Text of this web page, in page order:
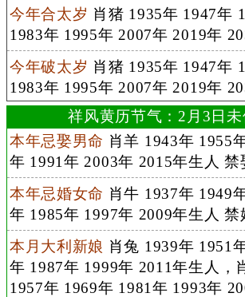
今年合太岁 肖猪 1935年 1947年
1983年 1995年 2007年 2019年
今年破太岁 肖猪 1935年 1947年
1983年 1995年 2007年 2019年
祥风黄历节气：2月3日
本年忌娶男命 肖羊 1943年 1955
年 1991年 2003年 2015年生人 禁
本年忌婚女命 肖牛 1937年 1949
年 1985年 1997年 2009年生人 禁
本月大利新娘 肖兔 1939年 1951
年 1987年 1999年 2011年生人，
1957年 1969年 1981年 1993年